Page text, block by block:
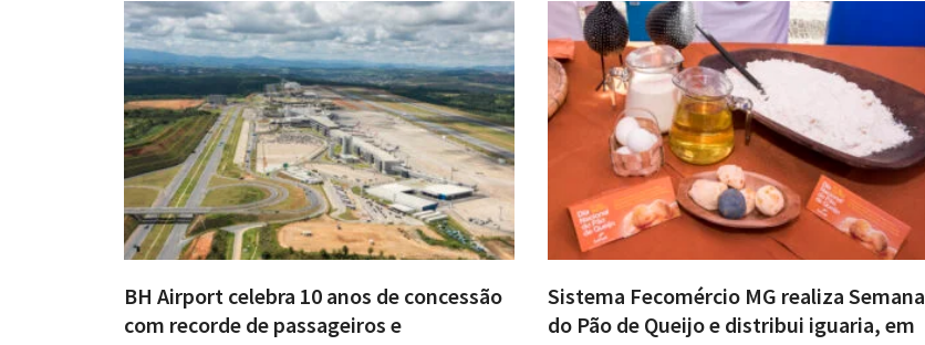
BH Airport celebra 10 anos de concessão
com recorde de passageiros e
Sistema Fecomércio MG realiza Semana
do Pão de Queijo e distribui iguaria, em